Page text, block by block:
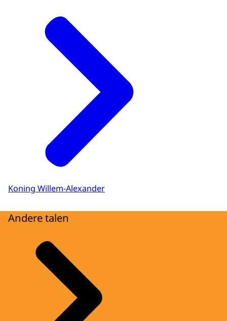
Koning Willem-Alexander
Andere talen